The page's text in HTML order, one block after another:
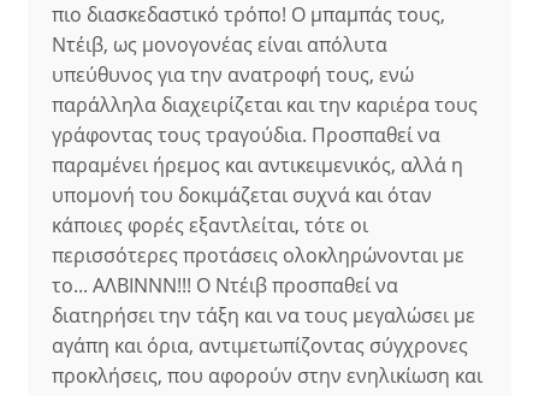
πιο διασκεδαστικό τρόπο! Ο μπαμπάς τους,
Ντέιβ, ως μονογονέας είναι απόλυτα
υπεύθυνος για την ανατροφή τους, ενώ
παράλληλα διαχειρίζεται και την καριέρα τους
γράφοντας τους τραγούδια. Προσπαθεί να
παραμένει ήρεμος και αντικειμενικός, αλλά η
υπομονή του δοκιμάζεται συχνά και όταν
κάποιες φορές εξαντλείται, τότε οι
περισσότερες προτάσεις ολοκληρώνονται με
το... ΑΛΒΙΝΝΝ!!! Ο Ντέιβ προσπαθεί να
διατηρήσει την τάξη και να τους μεγαλώσει με
αγάπη και όρια, αντιμετωπίζοντας σύγχρονες
προκλήσεις, που αφορούν στην ενηλικίωση και